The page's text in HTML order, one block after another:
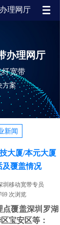
办理网厅
纤宽带
方案
新闻
大厦/本元大厦
及覆盖情况
圳移动宽带专员
次浏览
覆盖深圳罗湖
宝安区等：
理网厅